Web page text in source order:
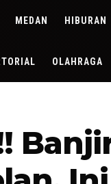
MEDAN HIBURAN
OLAHRAGA